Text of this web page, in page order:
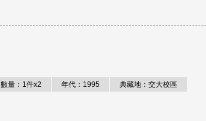
數量：1件x2 年代：1995 典藏地：交大校區